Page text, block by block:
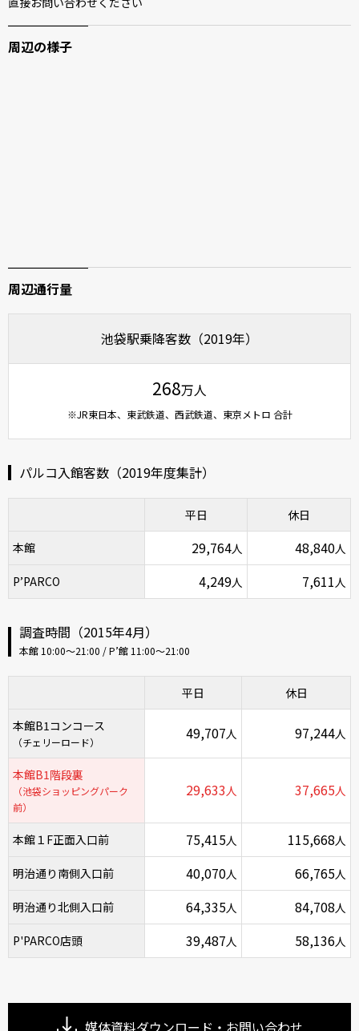
周辺の様子
周辺通行量
池袋駅乗降客数（2019年）
268万人
※JR東日本、東武鉄道、西武鉄道、東京メトロ 合計
パルコ入館客数（2019年度集計）
平日 休日
本館 29,764人 48,840人
P’PARCO 4,249人 7,611人
調査時間（2015年4月）
本館 10:00〜21:00 / P’館 11:00〜21:00
平日 休日
本館B1コンコース
（チェリーロード） 49,707人 97,244人
本館B1階段裏
（池袋ショッピングパーク
前）
29,633人 37,665人
本館１F正面入口前 75,415人 115,668人
明治通り南側入口前 40,070人 66,765人
明治通り北側入口前 64,335人 84,708人
P'PARCO店頭 39,487人 58,136人
媒体資料ダウンロード・お問い合わせ